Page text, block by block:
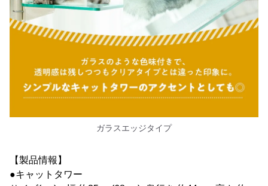
ガラスエッジタイプ
【製品情報】
●キャットタワー